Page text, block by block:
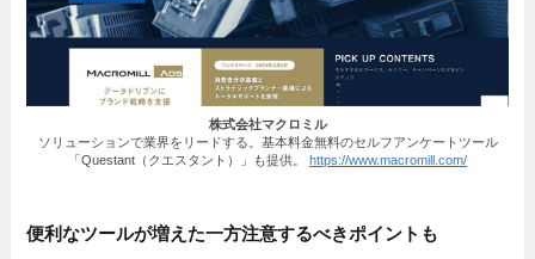
株式会社マクロミル
ソリューションで業界をリードする。基本料金無料のセルフアンケートツール
「Questant（クエスタント）」も提供。 https://www.macromill.com/
便利なツールが増えた一方注意するべきポイントも